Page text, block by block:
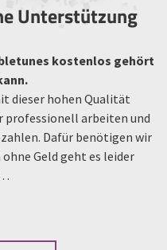
Unterstützung
kostenlos gehört
dieser hohen Qualität
professionell arbeiten und
Dafür benötigen wir
Geld geht es leider